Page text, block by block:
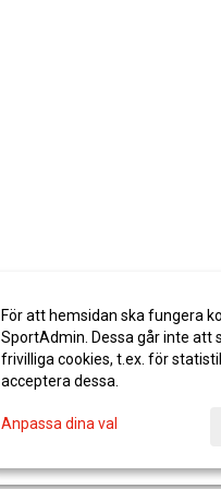
För att hemsidan ska fungera
SportAdmin. Dessa går inte att
frivilliga cookies, t.ex. för
acceptera dessa.
Anpassa dina val